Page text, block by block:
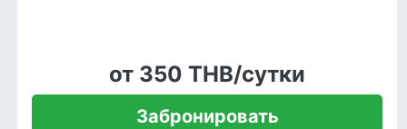
от 350 THB/сутки
Забронировать